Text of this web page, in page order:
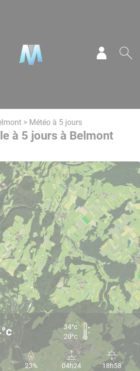
> Météo à 5 jours
à 5 jours à Belmont
34°c
20°c
23% 04h24 18h58